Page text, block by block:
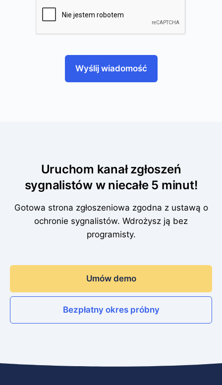
Wyślij wiadomość
Uruchom kanał zgłoszeń
sygnalistów w niecałe 5 minut!
Gotowa strona zgłoszeniowa zgodna z ustawą o
ochronie sygnalistów. Wdrożysz ją bez
programisty.
Umów demo
Bezpłatny okres próbny